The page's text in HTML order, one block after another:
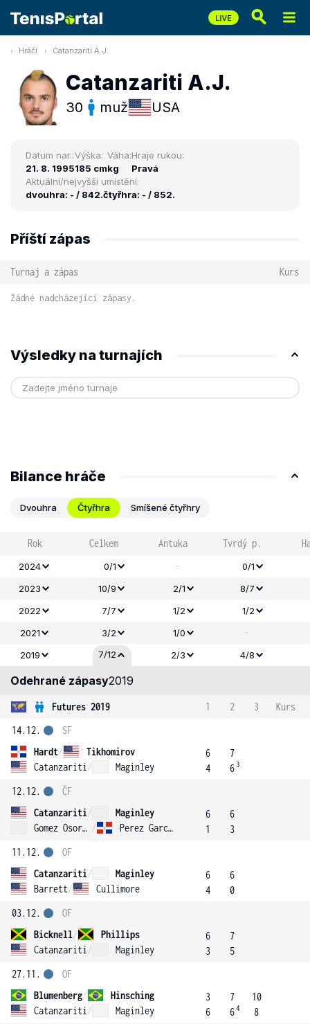
Hráči Catanzariti A.J.
Catanzariti A.J.
30 muž USA
Datum nar.:
21. 8. 1995
Výška:
185 cm
Váha:
kg
Hraje rukou:
Pravá
Aktuální/nejvyšší umístění:
dvouhra: - / 842.čtyřhra: - / 852.
Příští zápas
Turnaj a zápas Kurs
Žádné nadcházející zápasy.
Výsledky na turnajích
Bilance hráče
Dvouhra Čtyřhra Smíšené čtyřhry
Rok Celkem Antuka Tvrdý p.
2024 0/1 -
0/1
2023
10/9 2/1
8/7
2022
7/7 1/2 1/2
2021
3/2 1/0 -
2019
7/12 2/3 4/8
Odehrané zápasy2019
Futures 2019 1 2 3
Kurs
14.12.
Hardt/
Tikhomirov
Catanzariti / Maginley
SF
6
4
7
6 3
12.12.
Catanzariti/
Maginley
Gomez Osorio / Perez Garcia
ČF
6
1
6
3
11.12.
Catanzariti/
Maginley
Barrett/ Cullimore
OF
6
4
6
0
03.12.
Bicknell/
Phillips
Catanzariti / Maginley
OF
6
3
7
5
27.11.
Blumenberg/
Hinsching
Catanzariti / Maginley
OF
3
6
7
64
10
8